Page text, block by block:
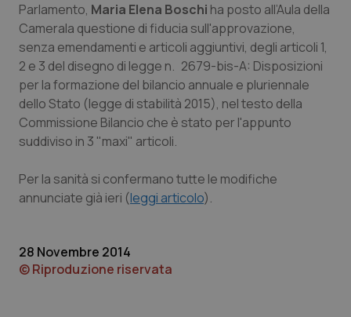
Calabria
Campania
Emilia-Romagna
Friuli Venezia Giulia
Lazio
Lombardia
Asma & BPCO
Car-T
Colesterolo & coronaropatie
Dermatite Atopica
Diabete & glucometri
Dolore
Parlamento, Maria Elena Boschi ha posto all’Aula della
Camerala questione di fiducia sull'approvazione,
senza emendamenti e articoli aggiuntivi, degli articoli 1,
2 e 3 del disegno di legge n. 2679-bis-A: Disposizioni
per la formazione del bilancio annuale e pluriennale
dello Stato (legge di stabilità 2015), nel testo della
Commissione Bilancio che è stato per l'appunto
suddiviso in 3 "maxi" articoli.
Per la sanità si confermano tutte le modifiche
annunciate già ieri (leggi articolo).
28 Novembre 2014
© Riproduzione riservata